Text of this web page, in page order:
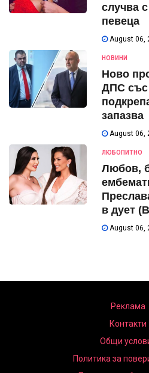
случва
певеца
August 06,
НОВИНИ
Ново
ДПС със
запазва
August 06,
ЛЮБОПИТНО
Любов,
в дует
August 06,
Реклама
Контакти
Общи
Политика за